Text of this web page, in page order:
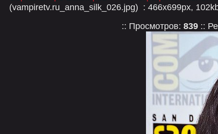
(vampiretv.ru_anna_silk_026.jpg) : 466x699px,
:: Просмотров: 839 ::